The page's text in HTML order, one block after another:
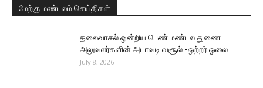
மேற்கு மண்டலம் செய்திகள்
தலைவாசல் ஒன்றிய பெண் மண்டல துணை
அலுவலர்களின் அடாவடி வசூல் -ஒற்றர் ஓலை
July 8, 2026